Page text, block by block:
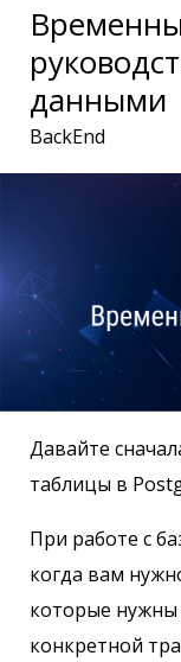
данными
BackEnd
Давайте
таблицы в
При работе с
когда вам
которые нужны
конкретной